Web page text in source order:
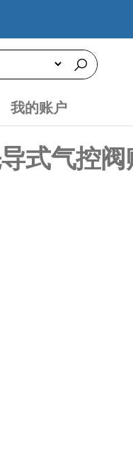
我的账户
式气控